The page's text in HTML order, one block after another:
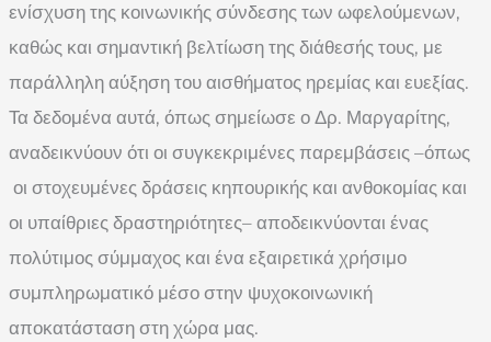
ενίσχυση της κοινωνικής σύνδεσης των ωφελούμενων,
καθώς και σημαντική βελτίωση της διάθεσής τους, με
παράλληλη αύξηση του αισθήματος ηρεμίας και ευεξίας.
Τα δεδομένα αυτά, όπως σημείωσε ο Δρ. Μαργαρίτης,
αναδεικνύουν ότι οι συγκεκριμένες παρεμβάσεις –όπως
οι στοχευμένες δράσεις κηπουρικής και ανθοκομίας και
οι υπαίθριες δραστηριότητες– αποδεικνύονται ένας
πολύτιμος σύμμαχος και ένα εξαιρετικά χρήσιμο
συμπληρωματικό μέσο στην ψυχοκοινωνική
αποκατάσταση στη χώρα μας.